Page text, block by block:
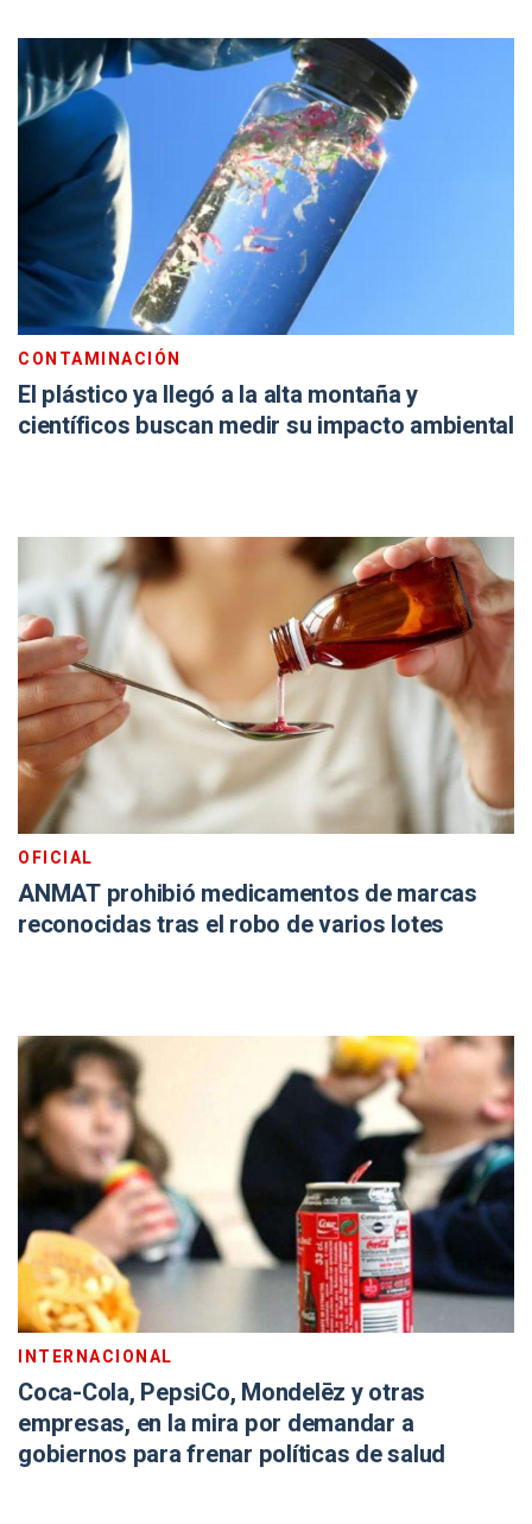
CONTAMINACIÓN
El plástico ya llegó a la alta montaña y
científicos buscan medir su impacto ambiental
OFICIAL
ANMAT prohibió medicamentos de marcas
reconocidas tras el robo de varios lotes
INTERNACIONAL
Coca-Cola, PepsiCo, Mondelēz y otras
empresas, en la mira por demandar a
gobiernos para frenar políticas de salud